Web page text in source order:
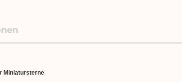
Miniatursterne